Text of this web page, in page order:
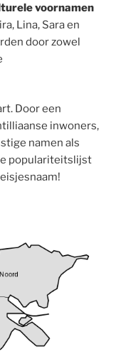
voornamen
Lina, Sara en
door zowel
Door een
inwoners,
namen als
populariteitslijst